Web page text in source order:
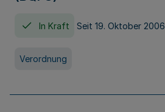
In Kraft Seit 19. Oktober 2006
Verordnung